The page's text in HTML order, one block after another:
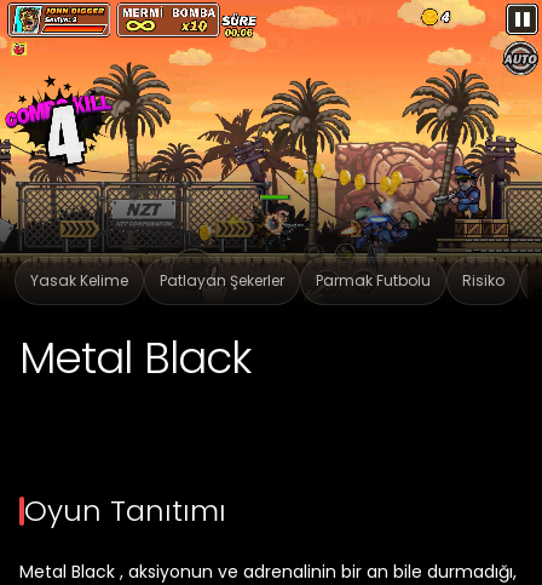
Yasak Kelime Patlayan Şekerler Parmak Futbolu Risiko
Metal Black
Oyun Tanıtımı
Metal Black , aksiyonun ve adrenalinin bir an bile durmadığı,